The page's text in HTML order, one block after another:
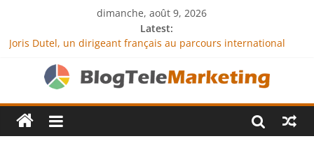
dimanche, août 9, 2026
Latest:
Joris Dutel, un dirigeant français au parcours international
Agria Assurance Animaux : comment l’entreprise se
démarque-t-elle de la concurrence ?
JCA Academy : l’excellence au service de l’indépendance
financière
Denis Bouclon : la diplomatie éducative comme moteur de